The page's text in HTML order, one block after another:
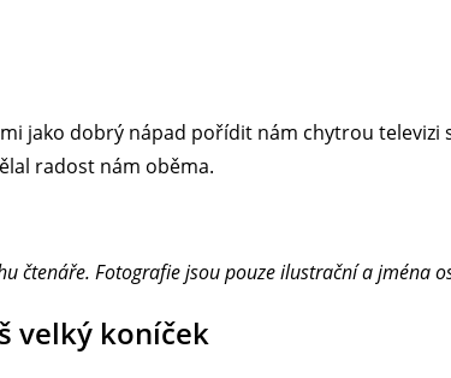
jako dobrý nápad pořídit nám chytrou
radost nám oběma.
čtenáře. Fotografie jsou pouze ilustrační a jména
velký koníček